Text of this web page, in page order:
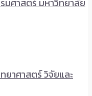
มศาสตร์ มหาวิทยาลัย
ยาศาสตร์ วิจัยและ